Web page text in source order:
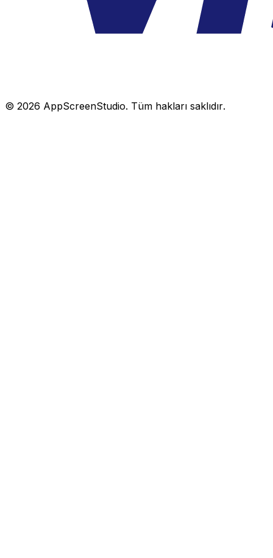
© 2026 AppScreenStudio. Tüm hakları saklıdır.